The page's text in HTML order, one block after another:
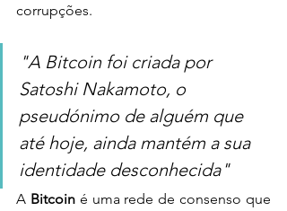
corrupções.
"A Bitcoin foi criada por
Satoshi Nakamoto, o
pseudónimo de alguém que
até hoje, ainda mantém a sua
identidade desconhecida"
A Bitcoin é uma rede de consenso que